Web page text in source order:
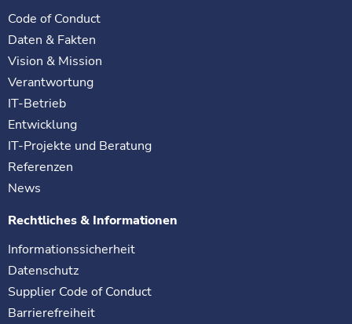
Code of Conduct
Daten & Fakten
Vision & Mission
Verantwortung
IT-Betrieb
Entwicklung
IT-Projekte und Beratung
Referenzen
News
Rechtliches & Informationen
Informationssicherheit
Datenschutz
Supplier Code of Conduct
Barrierefreiheit